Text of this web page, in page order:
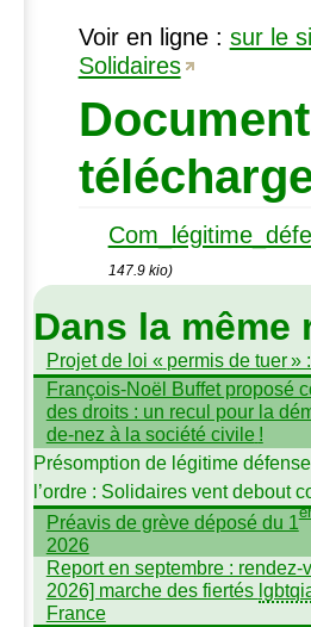
Voir en ligne : sur le
Solidaires
147.9 kio)
Dans la
Projet de loi « permis de tuer»
François-Noël Buffet proposé
des droits : un recul pour la
de-nez à la société civile !
Présomption de légitime
l’ordre : Solidaires vent debout
Préavis de grève déposé du 1er
2026
Report en septembre :
2026] marche des fiertés
France